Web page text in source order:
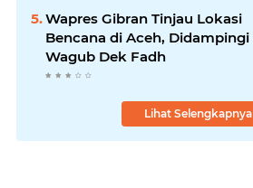
Wapres Gibran Tinjau Lokasi
Bencana di Aceh, Didampingi
Wagub Dek Fadh
Lihat Selengkapnya